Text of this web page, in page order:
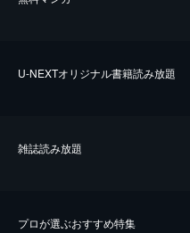
U-NEXTオリジナル書籍読み放題
雑誌読み放題
プロが選ぶおすすめ特集